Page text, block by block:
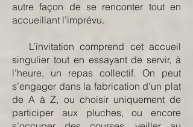
autre façon de se renconter tout en
accueillant l’imprévu.
L’invitation comprend cet accueil
singulier tout en essayant de servir, à
l’heure, un repas collectif. On peut
s’engager dans la fabrication d’un plat
de A à Z, ou choisir uniquement de
participer aux pluches, ou encore